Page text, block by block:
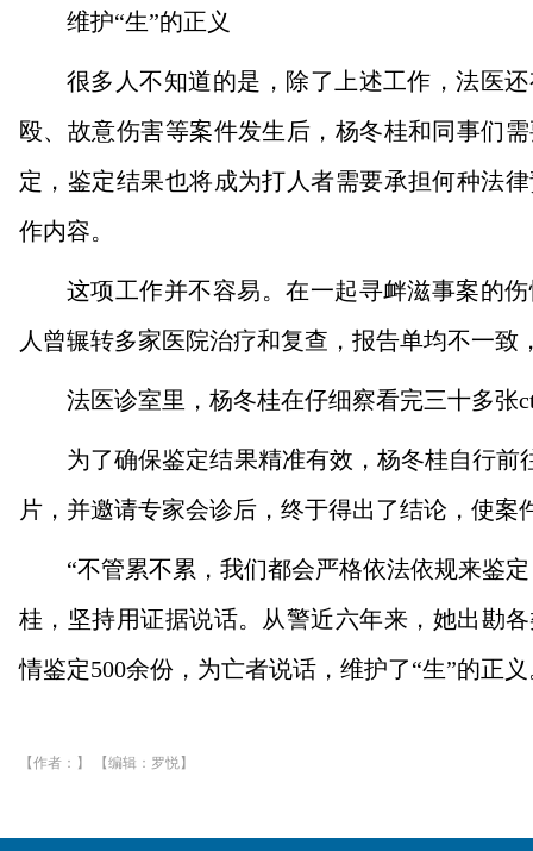
维护“生”的正义
很多人不知道的是，除了上述工作，法医
殴、故意伤害等案件发生后，杨冬桂和同事们
定，鉴定结果也将成为打人者需要承担何种法
作内容。
这项工作并不容易。在一起寻衅滋事案的
人曾辗转多家医院治疗和复查，报告单均不一
法医诊室里，杨冬桂在仔细察看完三十多张
为了确保鉴定结果精准有效，杨冬桂自行
片，并邀请专家会诊后，终于得出了结论，使案
“不管累不累，我们都会严格依法依规来鉴
桂，坚持用证据说话。从警近六年来，她出勘
情鉴定500余份，为亡者说话，维护了“生”的正
【作者：】 【编辑：罗悦】